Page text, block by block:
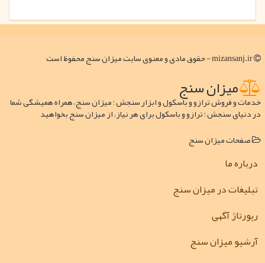
میزان سنج
خدمات و فروش ترازو و باسکول و ابزار سنجش ؛ میزان سنج، همراه همیشگی شما
در دنیای سنجش ؛ ترازو و باسکول برای هر نیاز، از میزان سنج بخواهید
صفحات میزان سنج
درباره ما
تبلیغات در میزان سنج
رپورتاژ آگهی
آرشیو میزان سنج